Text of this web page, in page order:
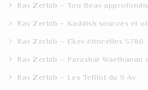
Rav Zerbib – Tou Beav
Rav Zerbib – Kaddish sources et
Rav Zerbib – Ekev étincelles 5786
Rav Zerbib – Parashat Waethanan
Rav Zerbib – Les Tefilot du 9 Av